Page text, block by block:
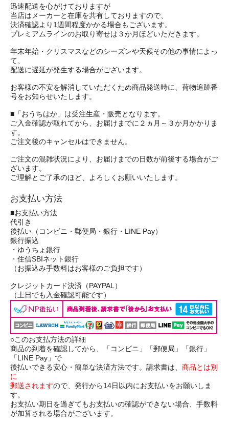
迅速配送を心がけておりますが
当店はメーカーと在庫を共有しておりますので、
決済確認より1週間程度かかる場合もございます。
プレミアムラインのお取り寄せは３か月ほどいただきます。
年末年始・クリスマスなどのシーズンや天候その他の事情によっ
て、
配送に遅延が発生する場合がございます。
お客様の不安を解消していただくため商品発送時に、荷物追跡番
号をお知らせいたします。
■「おうちはか」は受注生産・販売となります。
ご入金確認が取れてから、お届けまでに２ヵ月～３か月かかりま
す。
ご注文後のキャンセルはできません。
ご注文の混雑状況により、お届けまでの日数が前後する場合がご
ざいます。
ご理解とご了承のほど、よろしくお願いいたします。
お支払い方法
■お支払い方法
代引き
後払い（コンビニ・郵便局・銀行・LINE Pay）
銀行振込
・ゆうちょ銀行
・住信SBIネット銀行
（お振込み手数料はお客様のご負担です）
クレジットカード決済（PAYPAL）
（土日でも入金確認可能です）
○このお支払方法の詳細
商品の到着を確認してから、「コンビニ」「郵便局」「銀行」
「LINE Pay」で
後払いできる安心・簡単な決済方法です。請求書は、 商品とは別
に
郵送されますので、発行から14日以内にお支払いをお願いしま
す。
お支払い期日を過ぎてもお支払いの確認ができない場合、手数料
が加算される場合がございます。